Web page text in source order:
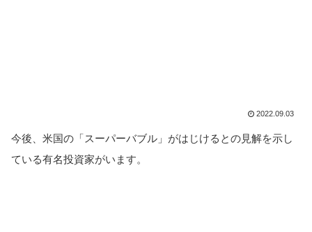
2022.09.03
今後、米国の「スーパーバブル」がはじけるとの見解を示し
ている有名投資家がいます。